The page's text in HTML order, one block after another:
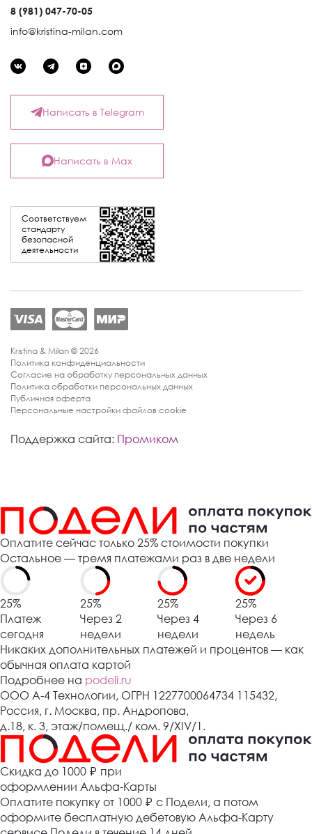
8 (981) 047-70-05
info@kristina-milan.com
Соответствуем
стандарту
безопасной
деятельности
Написать в Telegram
Написать в Max
Kristina & Milan © 2026
Политика конфиденциальности
Согласие на обработку персональных данных
Политика обработки персональных данных
Публичная оферта
Персональные настройки файлов cookie
Поддержка сайта: Промиком
Оплатите сейчас только 25% стоимости покупки
Остальное — тремя платежами раз в две недели
25%
Платеж
сегодня
25%
Через 2
недели
25%
Через 4
недели
25%
Через 6
недель
Никаких дополнительных платежей и процентов — как
обычная оплата картой
Подробнее на podeli.ru
ООО А-4 Технологии, ОГРН 1227700064734 115432,
Россия, г. Москва, пр. Андропова,
д.18, к. 3, этаж/помещ./ ком. 9/XIV/1.
Cкидка до 1000 ₽ при
оформлении Альфа-Карты
Оплатите покупку от 1000 ₽ с Подели, а потом
оформите бесплатную дебетовую Альфа-Карту